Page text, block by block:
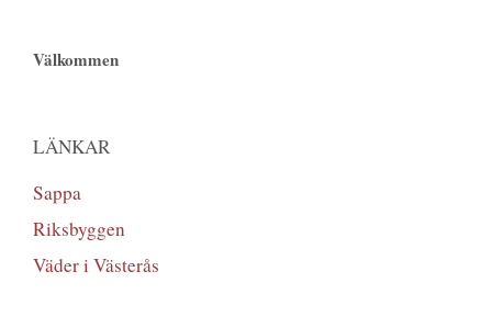
Välkommen
LÄNKAR
Sappa
Riksbyggen
Väder i Västerås